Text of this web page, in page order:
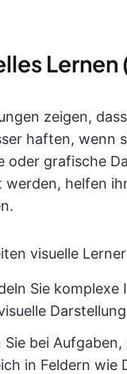
Lernen
zeigen, dass
haften, wenn
oder grafische
helfen
visuelle
Sie komplexe
Sie bei
in Feldern wie